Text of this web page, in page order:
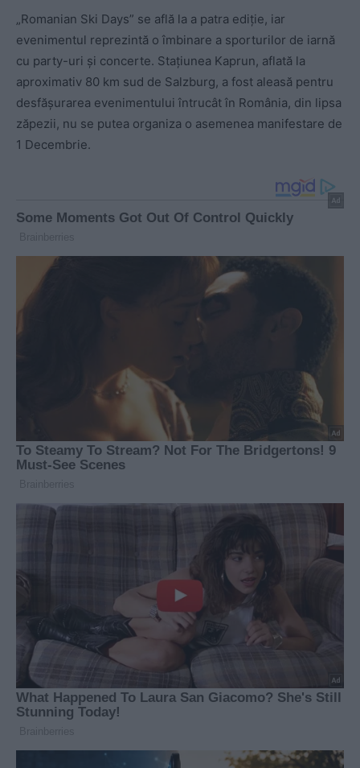
„Romanian Ski Days” se află la a patra ediţie, iar
evenimentul reprezintă o îmbinare a sporturilor de iarnă
cu party-uri şi concerte. Staţiunea Kaprun, aflată la
aproximativ 80 km sud de Salzburg, a fost aleasă pentru
desfăşurarea evenimentului întrucât în România, din lipsa
zăpezii, nu se putea organiza o asemenea manifestare de
1 Decembrie.